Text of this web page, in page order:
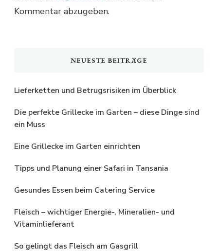
Kommentar abzugeben.
NEUESTE BEITRÄGE
Lieferketten und Betrugsrisiken im Überblick
Die perfekte Grillecke im Garten – diese Dinge sind
ein Muss
Eine Grillecke im Garten einrichten
Tipps und Planung einer Safari in Tansania
Gesundes Essen beim Catering Service
Fleisch – wichtiger Energie-, Mineralien- und
Vitaminlieferant
So gelingt das Fleisch am Gasgrill